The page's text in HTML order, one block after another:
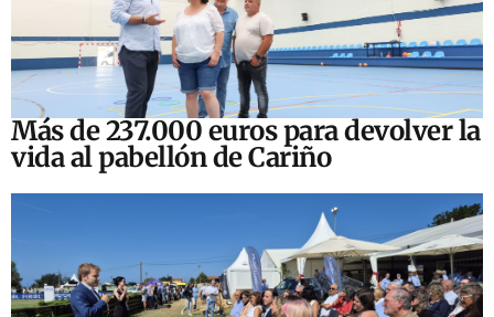
Más de 237.000 euros para devolver la
vida al pabellón de Cariño